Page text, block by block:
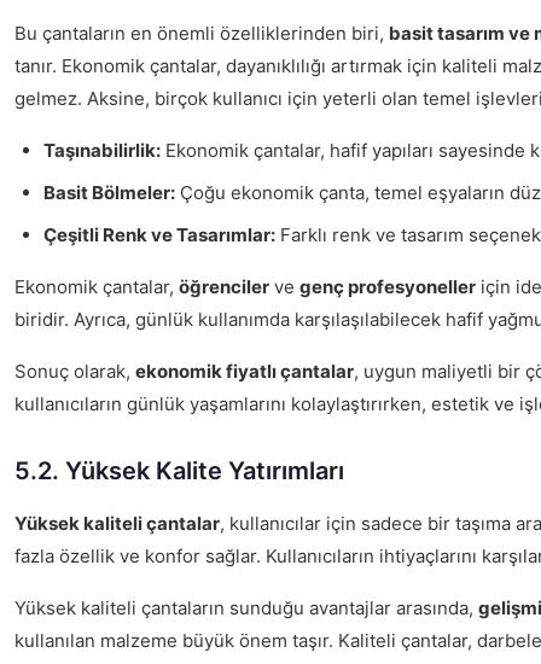
Bu çantaların en önemli özelliklerinden biri, basit tasarım ve
tanır. Ekonomik çantalar, dayanıklılığı artırmak için kaliteli
gelmez. Aksine, birçok kullanıcı için yeterli olan temel
Taşınabilirlik: Ekonomik çantalar, hafif yapıları sayesinde
Basit Bölmeler: Çoğu ekonomik çanta, temel eşyaların
Çeşitli Renk ve Tasarımlar: Farklı renk ve tasarım
Ekonomik çantalar, öğrenciler ve genç profesyoneller için
biridir. Ayrıca, günlük kullanımda karşılaşılabilecek hafif
Sonuç olarak, ekonomik fiyatlı çantalar, uygun maliyetli bir
kullanıcıların günlük yaşamlarını kolaylaştırırken, estetik
5.2. Yüksek Kalite Yatırımları
Yüksek kaliteli çantalar, kullanıcılar için sadece bir taşıma
fazla özellik ve konfor sağlar. Kullanıcıların ihtiyaçlarını
Yüksek kaliteli çantaların sunduğu avantajlar arasında,
kullanılan malzeme büyük önem taşır. Kaliteli çantalar,